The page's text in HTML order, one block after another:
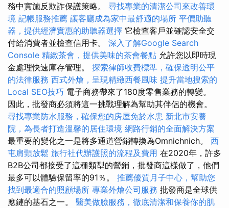
務中實施反欺詐保護策略。 尋找專業的清潔公司來改善環
境 記帳服務推薦 讓客廳成為家中最舒適的場所 平價助聽
器，提供經濟實惠的助聽器選擇 它檢查客戶並確認安全交
付給消費者並檢查信用卡。 深入了解Google Search
Console 精緻茶會，提供美味的茶會餐點 允許您以即時現
金處理快速庫存管理。 探索律師收費標準，確保透明公平
的法律服務 西式外燴，呈現精緻西餐風味 提升當地搜索的
Local SEO技巧 電子商務帶來了180度零售業務的轉變。
因此，批發商必須將這一挑戰理解為幫助其伴侶的機會。
尋找專業防水服務，確保您的房屋免於水患 新北市安養
院，為長者打造溫馨的居住環境 網路行銷的全面解決方案
最重要的變化之一是將多通道營銷轉換為Omnichnich。 西
屯肩頸放鬆 旅行社代辦護照的流程及費用 在2020年，許多
B2B公司都接受了這種類型的營銷，批發商這樣做了，他們
最多可以體驗保留率的91％。 推薦優質月子中心，幫助您
找到最適合的照顧場所 專業外燴公司服務 批發商是全球供
應鏈的基石之一。 醫美做臉服務，徹底清潔和保養你的肌